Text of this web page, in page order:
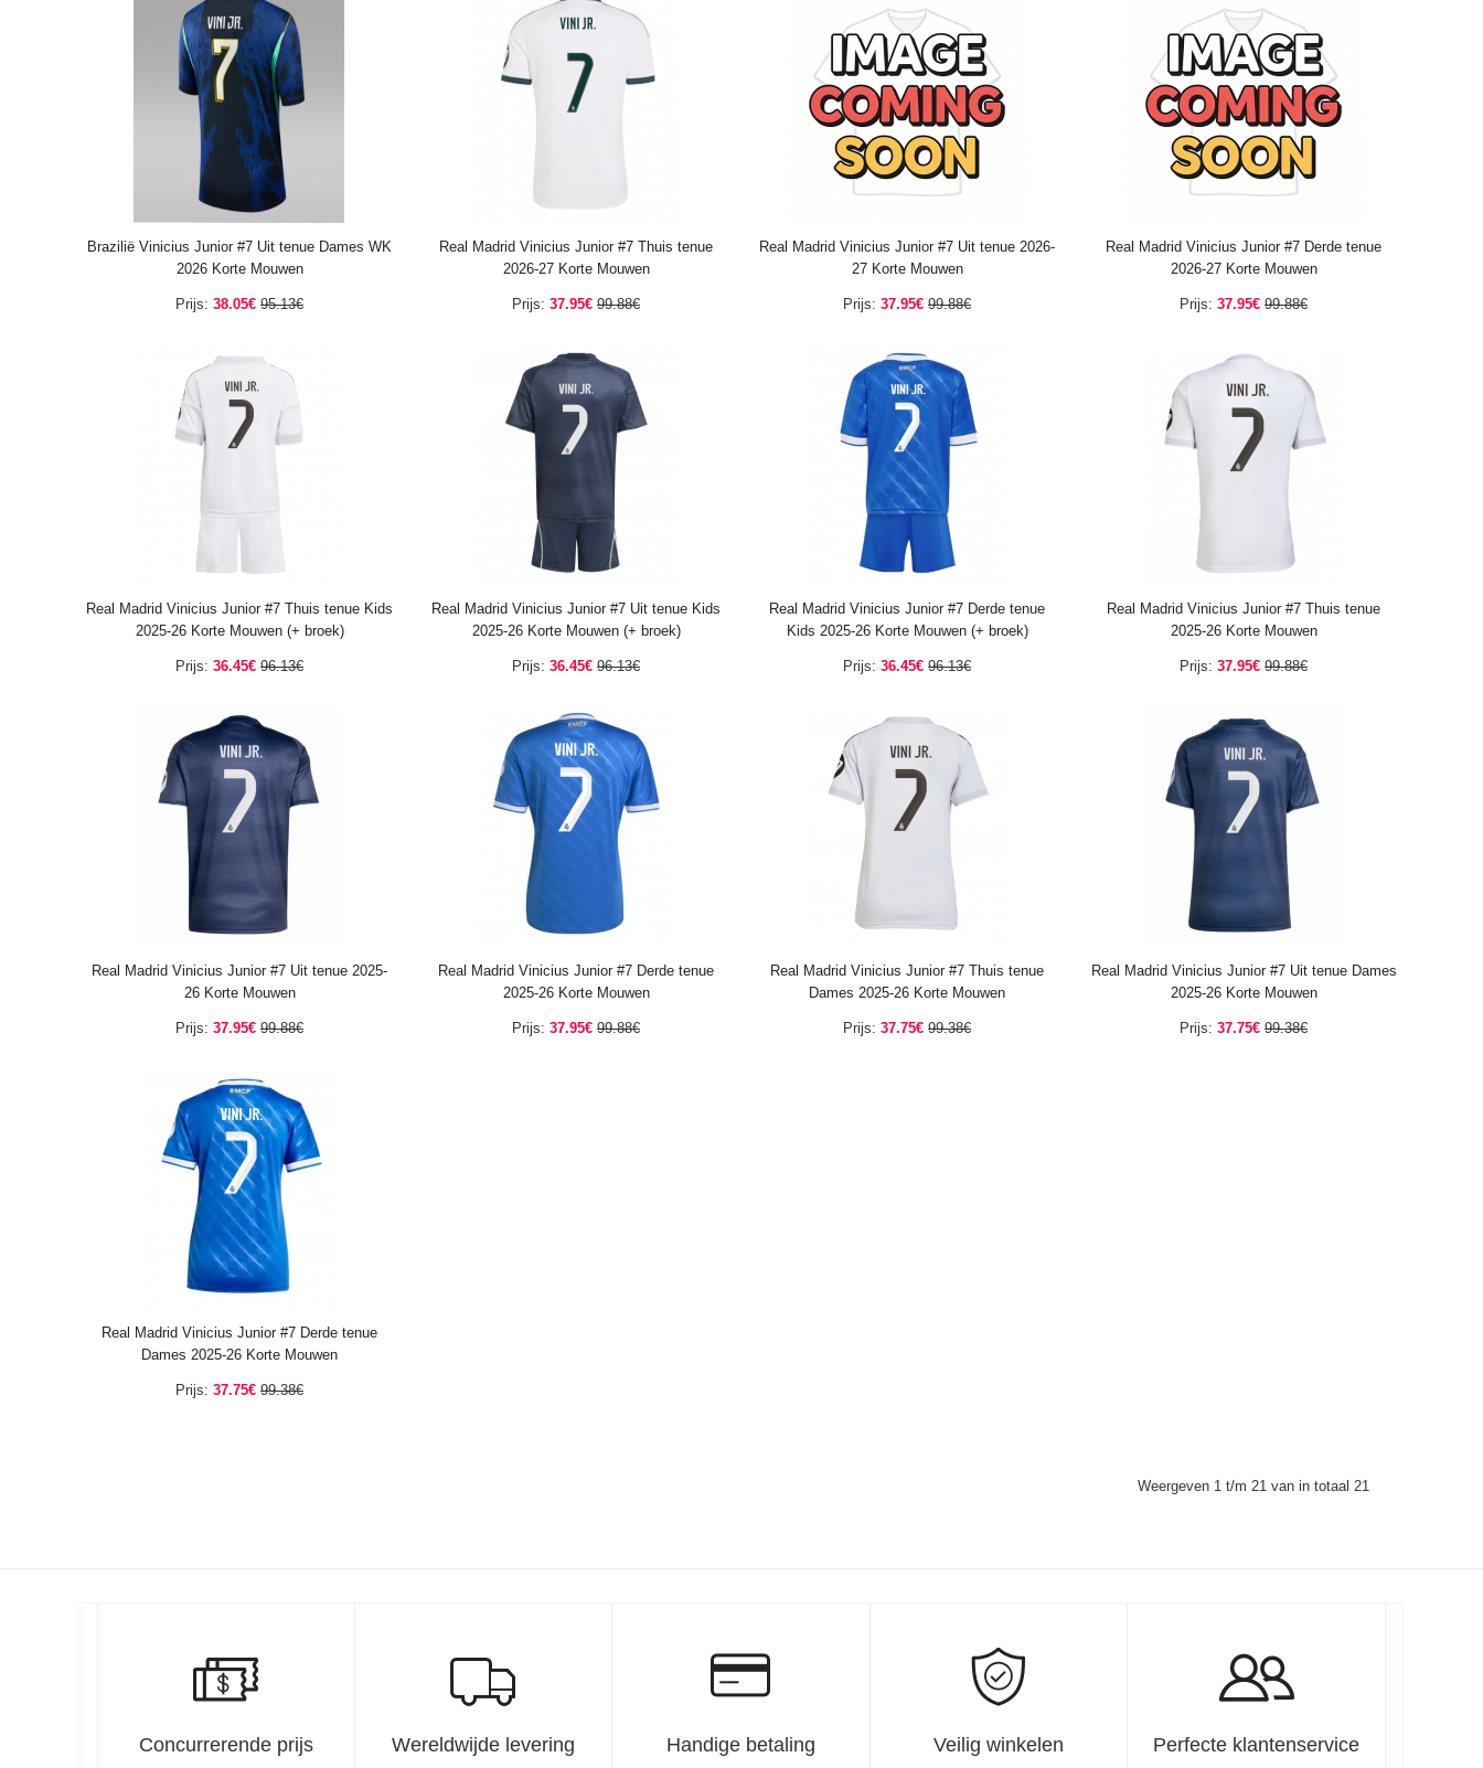
Brazilië Vinicius Junior #7 Uit tenue Dames WK
2026 Korte Mouwen
Prijs: 38.05€ 95.13€
Real Madrid Vinicius Junior #7 Thuis tenue
2026-27 Korte Mouwen
Prijs: 37.95€ 99.88€
Real Madrid Vinicius Junior #7 Uit tenue 2026-
27 Korte Mouwen
Prijs: 37.95€ 99.88€
Real Madrid Vinicius Junior #7 Derde tenue
2026-27 Korte Mouwen
Prijs: 37.95€ 99.88€
Real Madrid Vinicius Junior #7 Thuis tenue Kids
2025-26 Korte Mouwen (+ broek)
Prijs: 36.45€ 96.13€
Real Madrid Vinicius Junior #7 Uit tenue Kids
2025-26 Korte Mouwen (+ broek)
Prijs: 36.45€ 96.13€
Real Madrid Vinicius Junior #7 Derde tenue
Kids 2025-26 Korte Mouwen (+ broek)
Prijs: 36.45€ 96.13€
Real Madrid Vinicius Junior #7 Thuis tenue
2025-26 Korte Mouwen
Prijs: 37.95€ 99.88€
Real Madrid Vinicius Junior #7 Uit tenue 2025-
26 Korte Mouwen
Prijs: 37.95€ 99.88€
Real Madrid Vinicius Junior #7 Derde tenue
2025-26 Korte Mouwen
Prijs: 37.95€ 99.88€
Real Madrid Vinicius Junior #7 Thuis tenue
Dames 2025-26 Korte Mouwen
Prijs: 37.75€ 99.38€
Real Madrid Vinicius Junior #7 Uit tenue Dames
2025-26 Korte Mouwen
Prijs: 37.75€ 99.38€
Real Madrid Vinicius Junior #7 Derde tenue
Dames 2025-26 Korte Mouwen
Prijs: 37.75€ 99.38€
Weergeven 1 t/m 21 van in totaal 21
Concurrerende prijs Wereldwijde levering Handige betaling Veilig winkelen Perfecte klantenservice